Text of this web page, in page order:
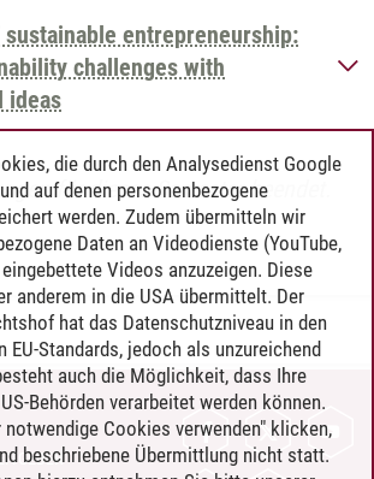
entrepreneurship:
challenges with
ideas
für dieses Semester beendet.
die durch den Analysedienst Google
auf denen personenbezogene
werden. Zudem übermitteln wir
Daten an Videodienste (YouTube,
Videos anzuzeigen. Diese
anderem in die USA übermittelt. Der
hat das Datenschutzniveau in den
EU-Standards, jedoch als unzureichend
auch die Möglichkeit, dass Ihre
Behörden verarbeitet werden können.
notwendige Cookies verwenden" klicken,
beschriebene Übermittlung nicht statt.